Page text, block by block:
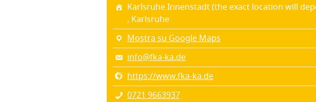
Karl­sru­he Innen­stadt (the exact loca­tion will
, Karl­sru­he
Mostra su Google Maps
info@fka-ka.de
https://www.fka-ka.de
0721 9663937